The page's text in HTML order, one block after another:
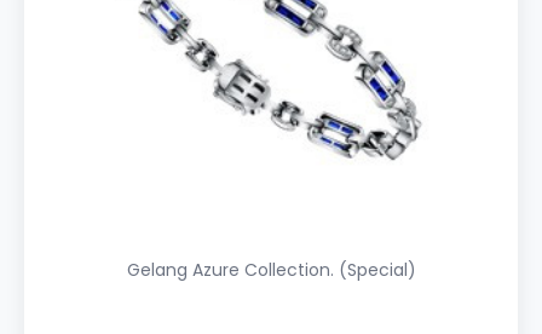
Gelang Azure Collection. (Special)